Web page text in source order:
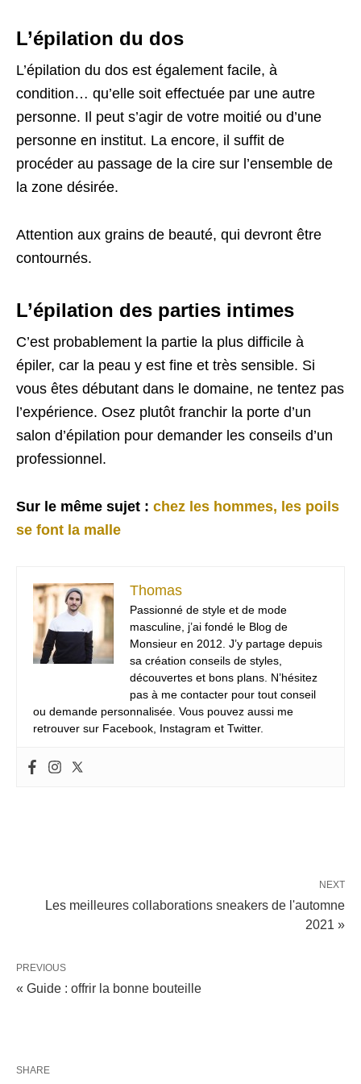
L’épilation du dos
L’épilation du dos est également facile, à
condition… qu’elle soit effectuée par une autre
personne. Il peut s’agir de votre moitié ou d’une
personne en institut. La encore, il suffit de
procéder au passage de la cire sur l’ensemble de
la zone désirée.
Attention aux grains de beauté, qui devront être
contournés.
L’épilation des parties intimes
C’est probablement la partie la plus difficile à
épiler, car la peau y est fine et très sensible. Si
vous êtes débutant dans le domaine, ne tentez pas
l’expérience. Osez plutôt franchir la porte d’un
salon d’épilation pour demander les conseils d’un
professionnel.
Sur le même sujet : chez les hommes, les poils
se font la malle
Thomas
Passionné de style et de mode
masculine, j’ai fondé le Blog de
Monsieur en 2012. J’y partage depuis
sa création conseils de styles,
découvertes et bons plans. N’hésitez
pas à me contacter pour tout conseil
ou demande personnalisée. Vous pouvez aussi me
retrouver sur Facebook, Instagram et Twitter.
NEXT
Les meilleures collaborations sneakers de l'automne
2021 »
PREVIOUS
« Guide : offrir la bonne bouteille
SHARE